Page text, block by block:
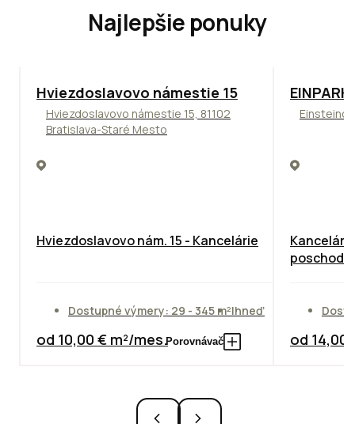
Najlepšie ponuky
ODPORÚČAME
Hviezdoslavovo námestie 15
Hviezdoslavovo námestie 15, 81102
Bratislava-Staré Mesto
Hviezdoslavovo nám. 15 - Kancelárie
Dostupné výmery: 29 - 345 m²Ihneď
od 10,00 € m²/mes.Porovnávač
TOP
poschodie
od 14,00